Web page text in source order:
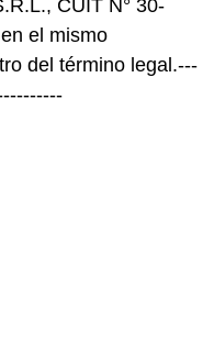
CUIT N° 30-
el mismo
del término legal.---